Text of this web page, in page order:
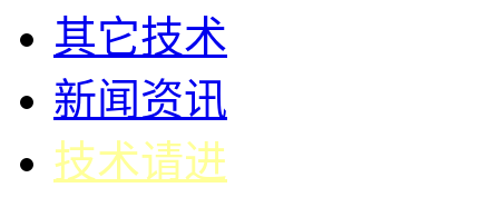
其它技术
新闻资讯
技术请进